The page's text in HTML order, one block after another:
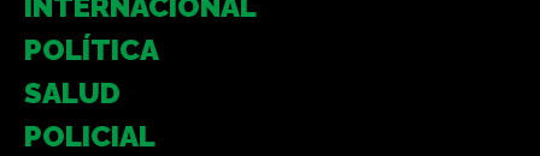
INTERNACIONAL
POLÍTICA
SALUD
POLICIAL